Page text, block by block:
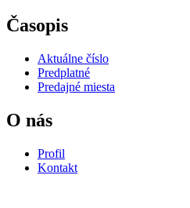
Časopis
Aktuálne číslo
Predplatné
Predajné miesta
O nás
Profil
Kontakt